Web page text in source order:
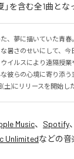
を含む全1曲とな
、夢に描いていた青春
暑さのせいにして、
イルスにより遠隔授業
彼らの心境に寄り添う
土)にリリースを開始した
Music、 Spotify、
Unlimitedなどの